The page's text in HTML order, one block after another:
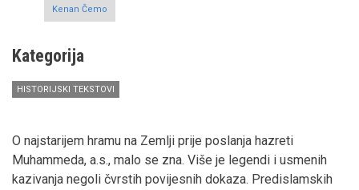
Kenan Čemo
Kategorija
HISTORIJSKI TEKSTOVI
O najstarijem hramu na Zemlji prije poslanja hazreti
Muhammeda, a.s., malo se zna. Više je legendi i usmenih
kazivanja negoli čvrstih povijesnih dokaza. Predislamskih